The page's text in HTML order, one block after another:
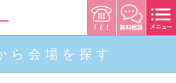
ら会場を探す